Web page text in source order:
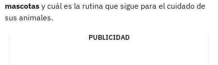
mascotas y cuál es la rutina que sigue para el cuidado de
sus animales.
PUBLICIDAD